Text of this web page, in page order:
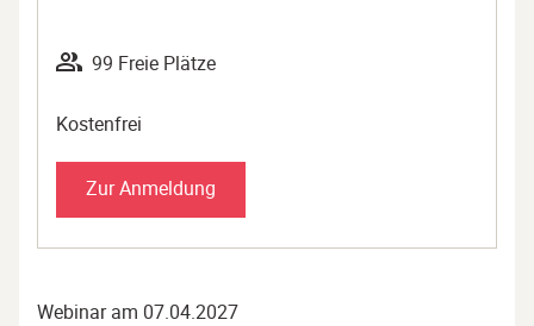
99 Freie Plätze
Kostenfrei
Zur Anmeldung
Webinar am 07.04.2027